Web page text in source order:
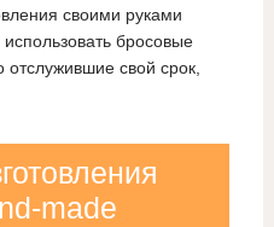
своими руками
бросовые
свой срок,
made